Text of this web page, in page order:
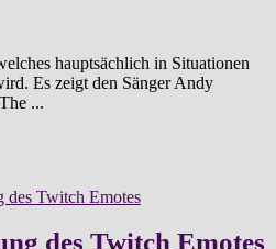
hauptsächlich in Situationen
Es zeigt den Sänger Andy
...
des Twitch Emotes